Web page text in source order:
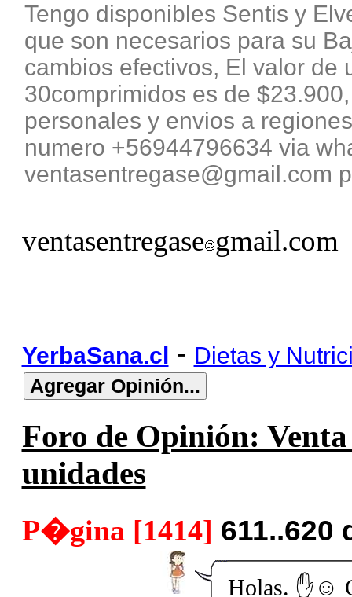
Tengo disponibles Sentis y
que son necesarios para su
cambios efectivos, El valor de
30comprimidos es de
personales y envios a
numero +56944796634 via
ventasentregase@gmail.com
ventasentregase gmail.com
YerbaSana.cl - Dietas y
Foro de Opinión:
unidades
P�gina [1414] 611..620
Holas. ✋☺️